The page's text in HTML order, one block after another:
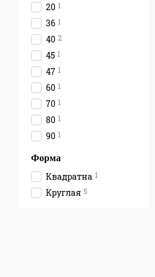
20 1
36 1
40 2
45 1
47 1
60 1
70 1
80 1
90 1
Форма
Квадратна 1
Круглая 5